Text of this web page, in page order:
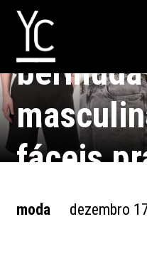
como
fáceis
o
moda dezembro